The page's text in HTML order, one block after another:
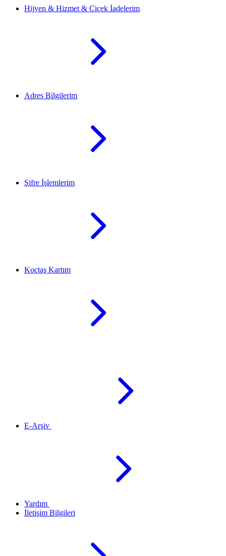
Hijyen & Hizmet & Çiçek İadelerim
Adres Bilgilerim
Şifre İşlemlerim
Koçtaş Kartım
E-Arşiv
Yardım
İletişim Bilgileri